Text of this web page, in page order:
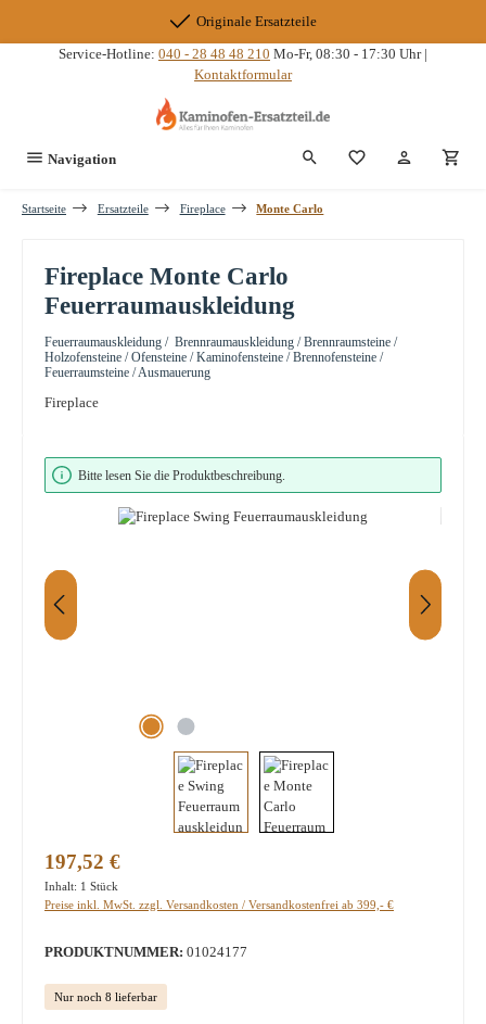
Originale Ersatzteile
Service-Hotline: 040 - 28 48 48 210 Mo-Fr, 08:30 - 17:30 Uhr |
Kontaktformular
Navigation Du hast 0
Startseite Ersatzteile Fireplace Monte Carlo
Fireplace Monte Carlo
Feuerraumauskleidung
Feuerraumauskleidung / Brennraumauskleidung / Brennraumsteine /
Holzofensteine / Ofensteine / Kaminofensteine / Brennofensteine /
Feuerraumsteine / Ausmauerung
Fireplace
Bildergalerie überspringen
Bitte lesen Sie die Produktbeschreibung.
Regulärer Preis:
197,52 €
Inhalt: 1 Stück
Preise inkl. MwSt. zzgl. Versandkosten / Versandkostenfrei ab 399,- €
PRODUKTNUMMER: 01024177
Nur noch 8 lieferbar